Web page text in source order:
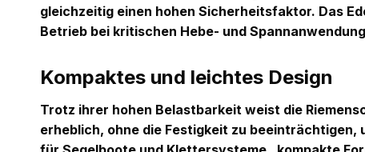
gleichzeitig einen hohen Sicherheitsfaktor. Das
Betrieb bei kritischen Hebe- und
Kompaktes und leichtes Design
Trotz ihrer hohen Belastbarkeit weist die
erheblich, ohne die Festigkeit zu beeinträchtigen,